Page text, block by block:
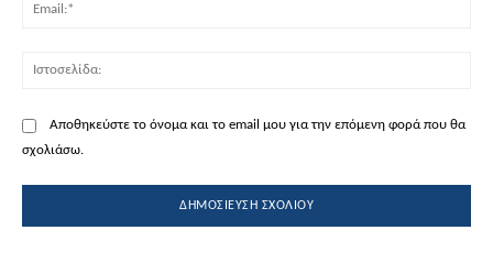
Αποθηκεύστε το όνομα και το email μου για την επόμενη φορά που θα
σχολιάσω.